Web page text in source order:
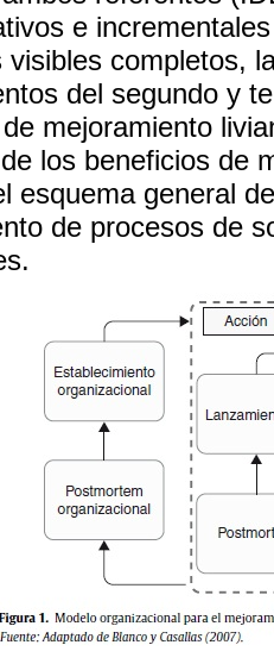
e
visibles completos,
del segundo y
mejoramiento
los beneficios de
esquema general
de procesos de